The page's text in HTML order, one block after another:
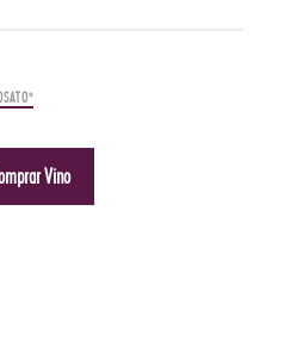
Vino